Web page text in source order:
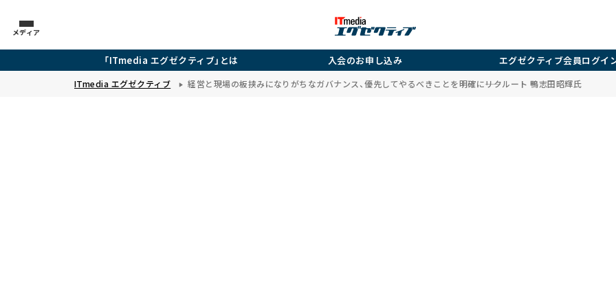
メディア
「ITmedia エグゼクティブ」とは 入会のお申し込み エグゼクティブ会員ログイ
ITmedia エグゼクティブ 経営と現場の板挟みになりがちなガバナンス、優先してやるべきことを明確に――リクルート 鴨志田昭輝氏